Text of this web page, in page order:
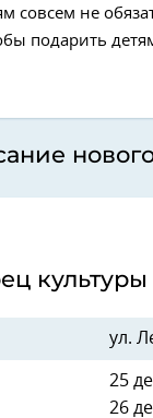
совсем не
подарить
культуры
ул.
25
26